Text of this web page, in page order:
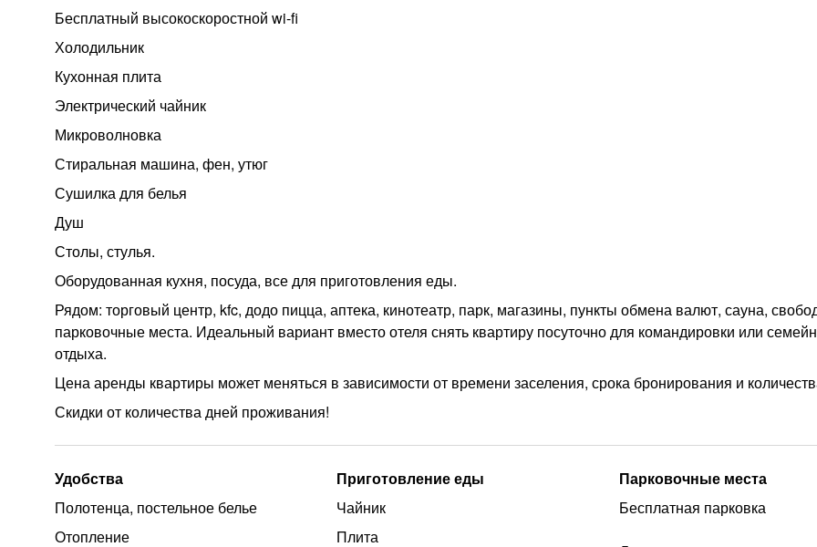
Бесплатный высокоскоростной wi-fi
Холодильник
Кухонная плита
Электрический чайник
Микроволновка
Стиральная машина, фен, утюг
Сушилка для белья
Душ
Столы, стулья.
Оборудованная кухня, посуда, все для приготовления еды.
Рядом: торговый центр, kfc, додо пицца, аптека, кинотеатр, парк, магазины, пункты обмена валют, сауна,
парковочные места. Идеальный вариант вместо отеля снять квартиру посуточно для командировки или
отдыха.
Цена аренды квартиры может меняться в зависимости от времени заселения, срока бронирования и
Скидки от количества дней проживания!
Удобства
Полотенца, постельное белье
Отопление
Приготовление еды
Чайник
Плита
Парковочные места
Бесплатная парковка